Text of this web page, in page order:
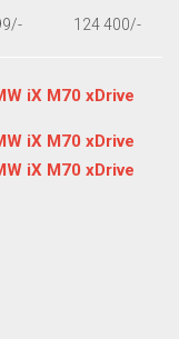
124 400/-